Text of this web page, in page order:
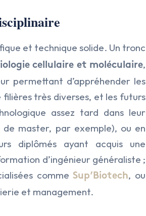
et technique solide. Un tronc
cellulaire et moléculaire,
permettant d’appréhender les
filières très diverses, et les futurs
assez tard dans leur
master, par exemple), ou en
diplômés ayant acquis une
d’ingénieur généraliste ;
commeSup’Biotech, ou
et management.